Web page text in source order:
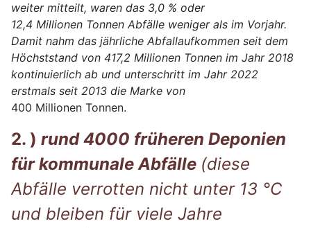
weiter mitteilt, waren das 3,0 % oder
12,4 Millionen Tonnen Abfälle weniger als im Vorjahr.
Damit nahm das jährliche Abfallaufkommen seit dem
Höchststand von 417,2 Millionen Tonnen im Jahr 2018
kontinuierlich ab und unterschritt im Jahr 2022
erstmals seit 2013 die Marke von
400 Millionen Tonnen.
2. ) rund 4000 früheren Deponien
für kommunale Abfälle (diese
Abfälle verrotten nicht unter 13 °C
und bleiben für viele Jahre